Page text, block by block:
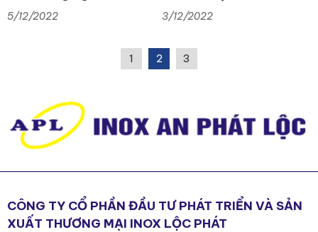
tiên tin tưởng LÀ
5/12/2022
Tạo Nhu Cầu Cho
3/12/2022
1 2 3
CÔNG TY CỔ PHẦN ĐẦU TƯ PHÁT TRIỂN VÀ SẢN
XUẤT THƯƠNG MẠI INOX LỘC PHÁT